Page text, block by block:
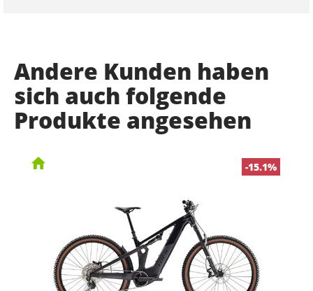
Andere Kunden haben
sich auch folgende
Produkte angesehen
-15.1%